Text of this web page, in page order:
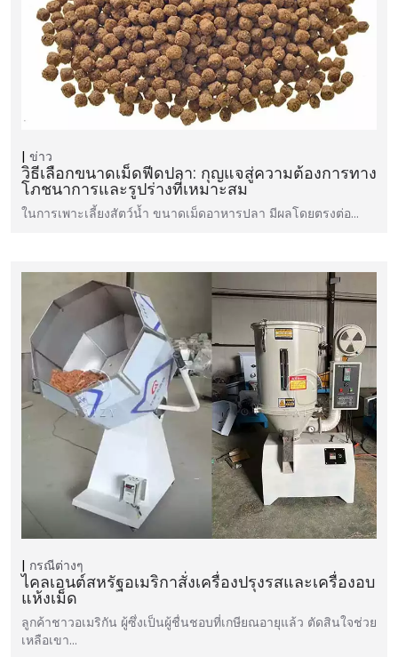
ข่าว
วิธีเลือกขนาดเม็ดฟีดปลา: กุญแจสู่ความต้องการทาง
โภชนาการและรูปร่างที่เหมาะสม
ในการเพาะเลี้ยงสัตว์น้ำ ขนาดเม็ดอาหารปลา มีผลโดยตรงต่อ…
กรณีต่างๆ
ไคลเอนต์สหรัฐอเมริกาสั่งเครื่องปรุงรสและเครื่องอบ
แห้งเม็ด
ลูกค้าชาวอเมริกัน ผู้ซึ่งเป็นผู้ชื่นชอบที่เกษียณอายุแล้ว ตัดสินใจช่วย
เหลือเขา…